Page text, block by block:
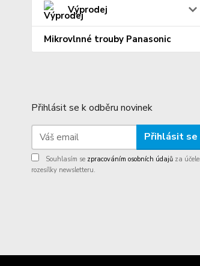
Výprodej
Mikrovlnné trouby Panasonic
Přihlásit se k odběru novinek
Přihlásit se
Souhlasím se zpracováním osobních údajů za
rozesílky newsletteru.